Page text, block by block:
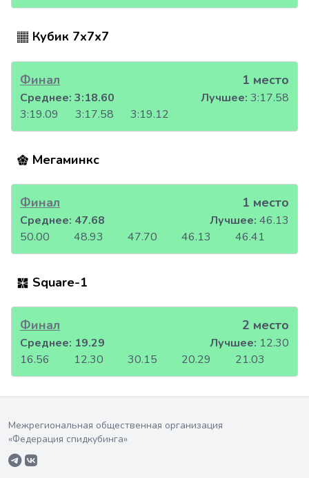
Кубик 7x7x7
Финал 1 место
3:19.09 3:17.58 3:19.12
Среднее: 3:18.60 Лучшее: 3:17.58
Мегаминкс
Финал 1 место
50.00 48.93 47.70 46.13 46.41
Среднее: 47.68 Лучшее: 46.13
Square-1
Финал 2 место
16.56 12.30 30.15 20.29 21.03
Среднее: 19.29 Лучшее: 12.30
Межрегиональная общественная организация
«Федерация спидкубинга»